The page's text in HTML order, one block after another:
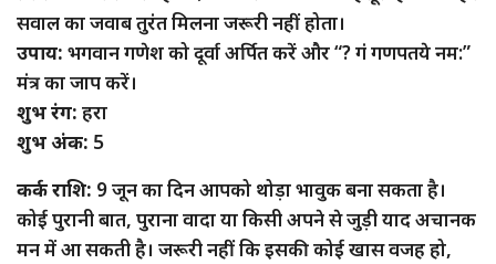
सवाल का जवाब तुरंत मिलना जरूरी नहीं होता।
उपाय: भगवान गणेश को दूर्वा अर्पित करें और “? गं गणपतये नम:”
मंत्र का जाप करें।
शुभ रंग: हरा
शुभ अंक: 5
कर्क राशि: 9 जून का दिन आपको थोड़ा भावुक बना सकता है।
कोई पुरानी बात, पुराना वादा या किसी अपने से जुड़ी याद अचानक
मन में आ सकती है। जरूरी नहीं कि इसकी कोई खास वजह हो,